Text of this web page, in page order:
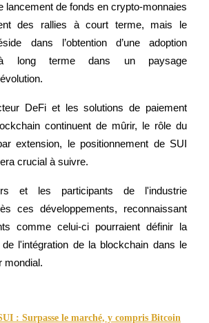
et un accès instantané
lancement de fonds en crypto-monnaies
des rallies à court terme, mais le
dans l’obtention d’une adoption
à long terme dans un paysage
DeFi et les solutions de paiement
continuent de mûrir, le rôle du
extension, le positionnement de SUI
crucial à suivre.
et les participants de l'industrie
ces développements, reconnaissant
comme celui-ci pourraient définir la
l'intégration de la blockchain dans le
mondial.
: Surpasse le marché, y compris Bitcoin